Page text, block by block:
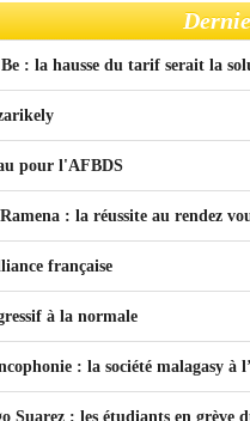
Be : la hausse du tarif serait la
pour l'AFBDS
: la réussite au rendez
française
à la normale
: la société malagasy à
Suarez : les étudiants en grève